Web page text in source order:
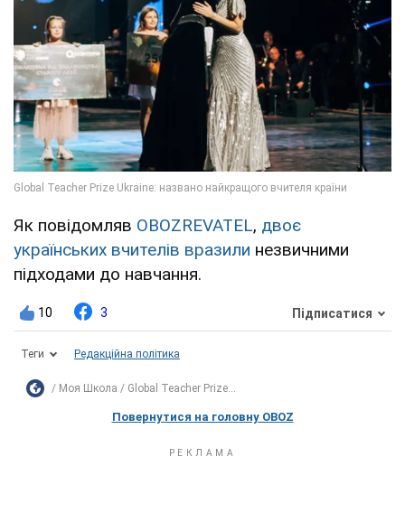
Як повідомляв OBOZREVATEL, двоє
українських вчителів вразили незвичними
підходами до навчання.
10 3 Підписатися
Теги Редакційна політика
Моя Школа Global Teacher Prize...
Повернутися на головну OBOZ